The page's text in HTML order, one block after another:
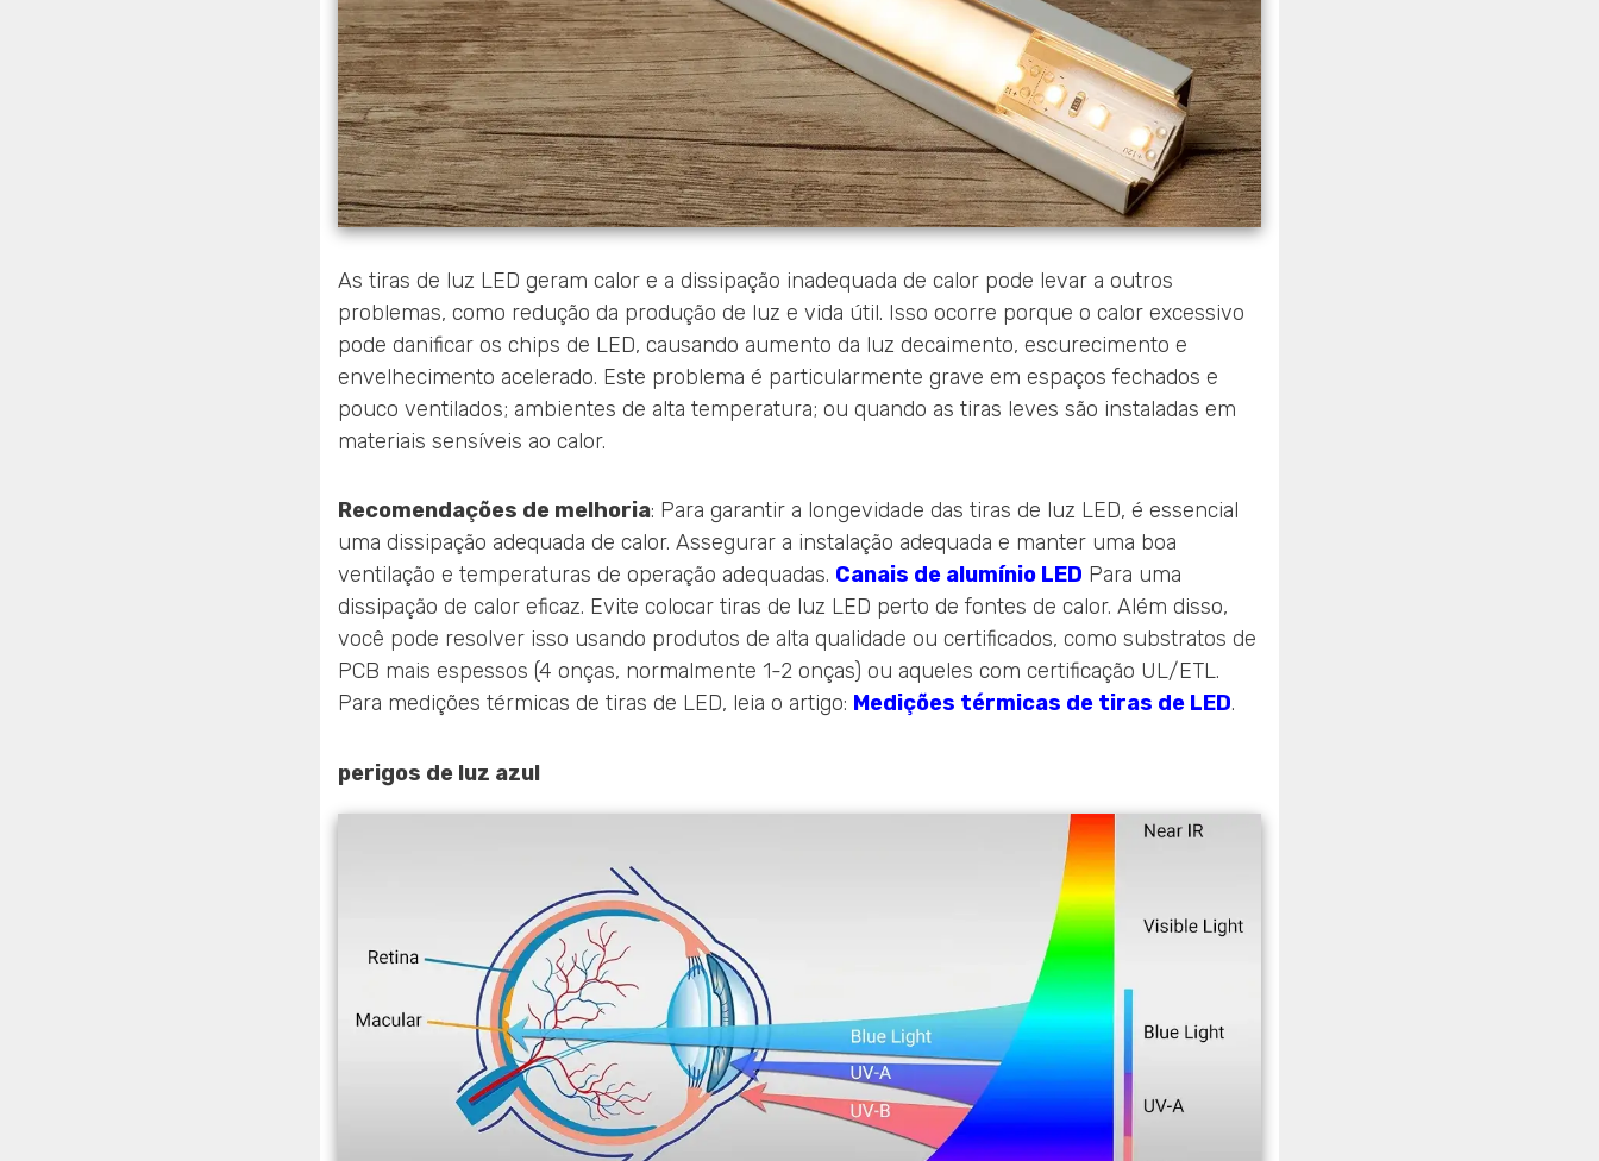
As tiras de luz LED geram calor e a dissipação inadequada de calor pode levar a outros
problemas, como redução da produção de luz e vida útil. Isso ocorre porque o calor excessivo
pode danificar os chips de LED, causando aumento da luz decaimento, escurecimento e
envelhecimento acelerado. Este problema é particularmente grave em espaços fechados e
pouco ventilados; ambientes de alta temperatura; ou quando as tiras leves são instaladas em
materiais sensíveis ao calor.
Recomendações de melhoria: Para garantir a longevidade das tiras de luz LED, é essencial
uma dissipação adequada de calor. Assegurar a instalação adequada e manter uma boa
ventilação e temperaturas de operação adequadas. Canais de alumínio LED Para uma
dissipação de calor eficaz. Evite colocar tiras de luz LED perto de fontes de calor. Além disso,
você pode resolver isso usando produtos de alta qualidade ou certificados, como substratos de
PCB mais espessos (4 onças, normalmente 1-2 onças) ou aqueles com certificação UL/ETL.
Para medições térmicas de tiras de LED, leia o artigo: Medições térmicas de tiras de LED.
perigos de luz azul